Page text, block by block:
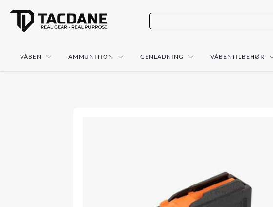
VÅBEN AMMUNITION GENLADNING VÅBENTILBEHØR